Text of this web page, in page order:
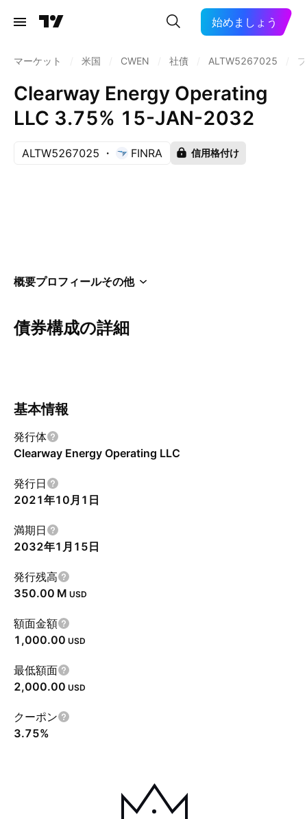
始めましょう
マーケット 米国 CWEN 社債 ALTW5267025
Clearway Energy Operating
LLC 3.75% 15-JAN-2032
ALTW5267025 FINRA 信用格付け
概要プロフィールその他
債券構成の詳細
基本情報
発行体
Clearway Energy Operating LLC
発行日
2021年10月1日
満期日
2032年1月15日
発行残高
‪350.00 M‬ USD
額面金額
1,000.00 USD
最低額面
2,000.00 USD
クーポン
3.75%